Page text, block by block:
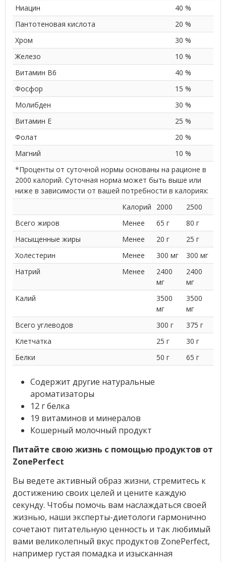
Ниацин
40 %
Пантотеновая кислота
20 %
Хром
30 %
Железо
10 %
Витамин B6
40 %
Фосфор
15 %
Молибден
30 %
Витамин E
25 %
Фолат
20 %
Магний
10 %
*Проценты от суточной нормы основаны на рационе в
2000 калорий. Суточная норма может быть выше или
ниже в зависимости от вашей потребности в калориях:
Калорий
2000
2500
Всего жиров
Менее 65 г
80 г
Насыщенные жиры
Менее 20 г
25 г
Холестерин
Менее 300 мг
300 мг
Натрий
Менее
2400
мг
2400
мг
Калий
3500
мг
3500
мг
Всего углеводов
300 г
375 г
Клетчатка
25 г
30 г
Белки
50 г 65 г
Содержит другие натуральные
ароматизаторы
12 г белка
19 витаминов и минералов
Кошерный молочный продукт
Питайте свою жизнь с помощью продуктов от
ZonePerfect
Вы ведете активный образ жизни, стремитесь к
достижению своих целей и цените каждую
секунду. Чтобы помочь вам наслаждаться своей
жизнью, наши эксперты-диетологи гармонично
сочетают питательную ценность и так любимый
вами великолепный вкус продуктов ZonePerfect,
например густая помадка и изысканная